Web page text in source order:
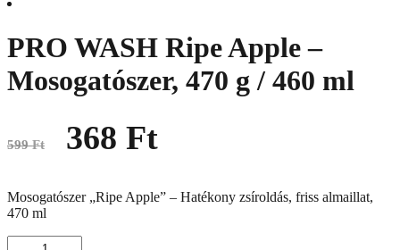
PRO WASH Ripe Apple –
Mosogatószer, 470 g / 460 ml
599Ft
Original
price
368 Ft
Mosogatószer „Ripe Apple” – Hatékony zsíroldás, friss almaillat,
470 ml